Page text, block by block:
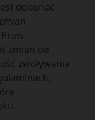
dokonać
zmian do
zwoływania